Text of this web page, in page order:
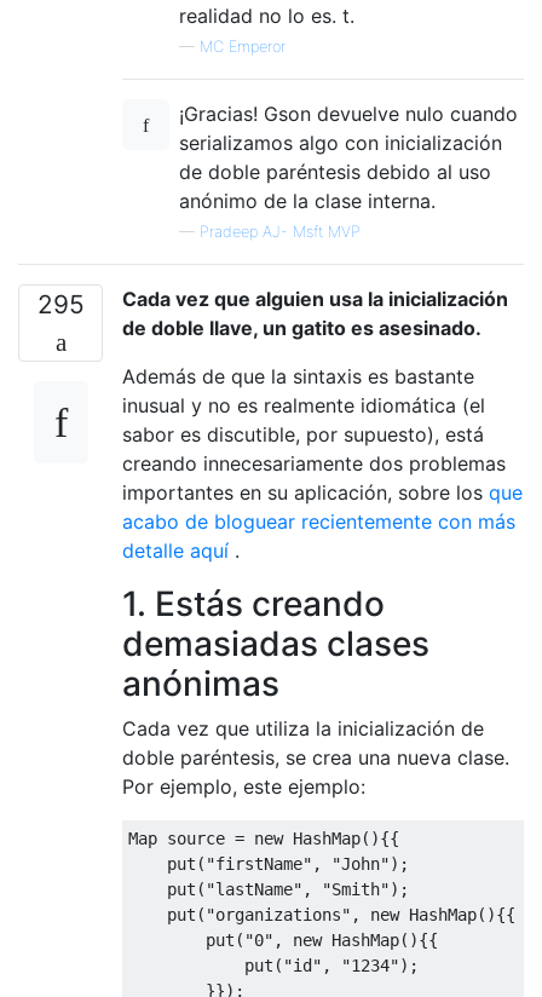
realidad no lo es. t.
— MC Emperor
¡Gracias! Gson devuelve nulo cuando
serializamos algo con inicialización
de doble paréntesis debido al uso
anónimo de la clase interna.
— Pradeep AJ- Msft MVP
295
Cada vez que alguien usa la inicialización
de doble llave, un gatito es asesinado.
Además de que la sintaxis es bastante
inusual y no es realmente idiomática (el
sabor es discutible, por supuesto), está
creando innecesariamente dos problemas
importantes en su aplicación, sobre los que
acabo de bloguear recientemente con más
detalle aquí .
1. Estás creando
demasiadas clases
anónimas
Cada vez que utiliza la inicialización de
doble paréntesis, se crea una nueva clase.
Por ejemplo, este ejemplo:
Map source = new HashMap(){{
    put
( "firstName" , "John");
    put
( "lastName" , "Smith");
    put
( "organizations" , new HashMap(){{
        put
( "0" , new HashMap(){{
            put
( "id" , "1234");
}});